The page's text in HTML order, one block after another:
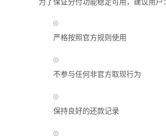
严格按照官方规则使用
不参与任何非官方取现行为
保持良好的还款记录